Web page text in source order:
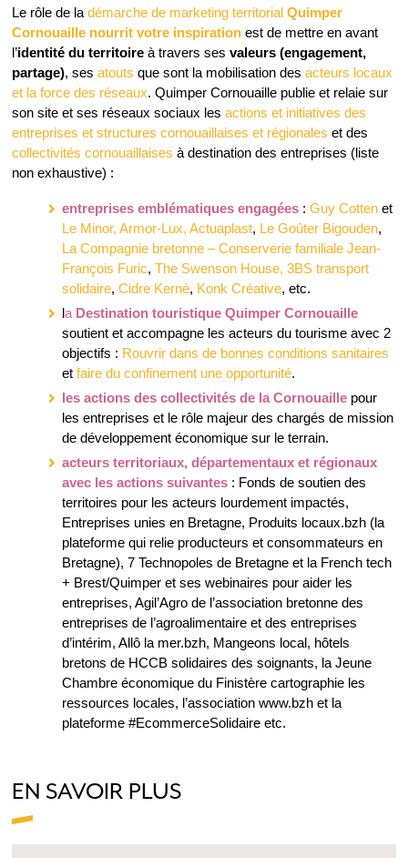
Le rôle de la démarche de marketing territorial Quimper
Cornouaille nourrit votre inspirationest de mettre en avant
l’identité du territoireà travers ses valeurs (engagement,
partage), ses atouts que sont la mobilisation des acteurs locaux
et la force des réseaux. Quimper Cornouaille publie et relaie sur
son site et ses réseaux sociaux les actions et initiatives des
entreprises et structures cornouaillaises et régionales et des
collectivités cornouaillaises à destination des entreprises (liste
non exhaustive) :
entreprises emblématiques engagées : Guy Cottenet
Le Minor, Armor-Lux, Actuaplast, Le Goûter Bigouden,
La Compagnie bretonne – Conserverie familiale Jean-
François Furic, The Swenson House, 3BS transport
solidaire, Cidre Kerné, Konk Créative, etc.
laDestination touristique Quimper Cornouaille
soutient et accompagne les acteurs du tourisme avec 2
objectifs : Rouvrir dans de bonnes conditions sanitaires
et faire du confinement une opportunité.
les actions des collectivités de la Cornouaillepour
les entreprises et le rôle majeur des chargés de mission
de développement économique sur le terrain.
acteurs territoriaux, départementaux et régionaux
avec les actions suivantes : Fonds de soutien des
territoires pour les acteurs lourdement impactés,
Entreprises unies en Bretagne, Produits locaux.bzh (la
plateforme qui relie producteurs et consommateurs en
Bretagne), 7 Technopoles de Bretagne et la French tech
+ Brest/Quimper et ses webinaires pour aider les
entreprises, Agil’Agro de l’association bretonne des
entreprises de l’agroalimentaire et des entreprises
d’intérim, Allô la mer.bzh, Mangeons local, hôtels
bretons de HCCB solidaires des soignants, la Jeune
Chambre économique du Finistère cartographie les
ressources locales, l’association www.bzh et la
plateforme #EcommerceSolidaire etc.
EN SAVOIR PLUS